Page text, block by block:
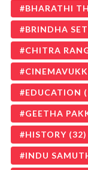
BHARATHI
BRINDHA
CHITRA
EDUCATION
GEETHA
HISTORY (32)
INDU